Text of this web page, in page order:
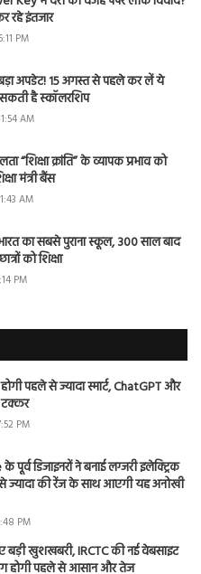
रहे इंतजार
PM
बड़ा अपडेट! 15 अगस्त से पहले कर लें ये
है स्कॉलरशिप
AM
“शिक्षा क्रांति” के व्यापक प्रभाव को
मंत्री बैंस
AM
का सबसे पुराना स्कूल, 300 साल बाद
को शिक्षा
PM
पहले से ज्यादा स्मार्ट, ChatGPT और
PM
डिजाइनरों ने बनाई लग्जरी इलेक्ट्रिक
ज्यादा की रेंज के साथ आएगी यह अनोखी
PM
बड़ी खुशखबरी, IRCTC की नई वेबसाइट
होगी पहले से आसान और तेज